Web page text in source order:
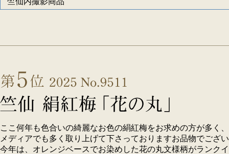
ここ何年も色合いの綺麗なお色の絹紅梅をお求めの方が多く
メディアでも多く取り上げて下さっておりますお品物でござ
今年は、オレンジベースでお染めした花の丸文様柄がランク